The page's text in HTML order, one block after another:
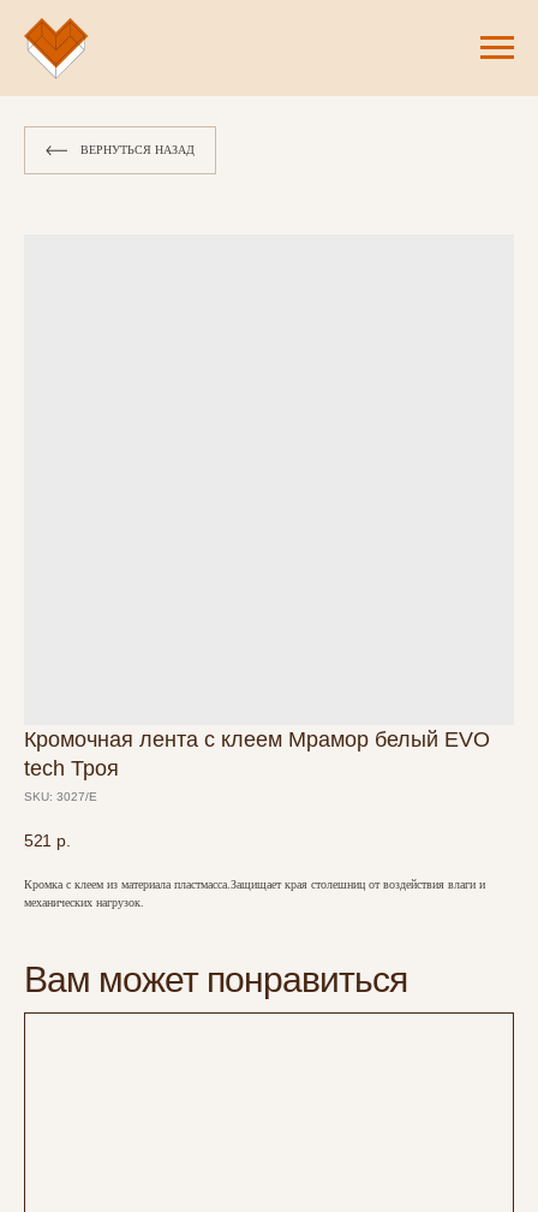
ВЕРНУТЬСЯ НАЗАД
Кромочная лента с клеем Мрамор белый EVO
tech Троя
SKU: 3027/Е
521 р.
Кромка с клеем из материала пластмасса.Защищает края столешниц от воздействия влаги и
механических нагрузок.
Вам может понравиться